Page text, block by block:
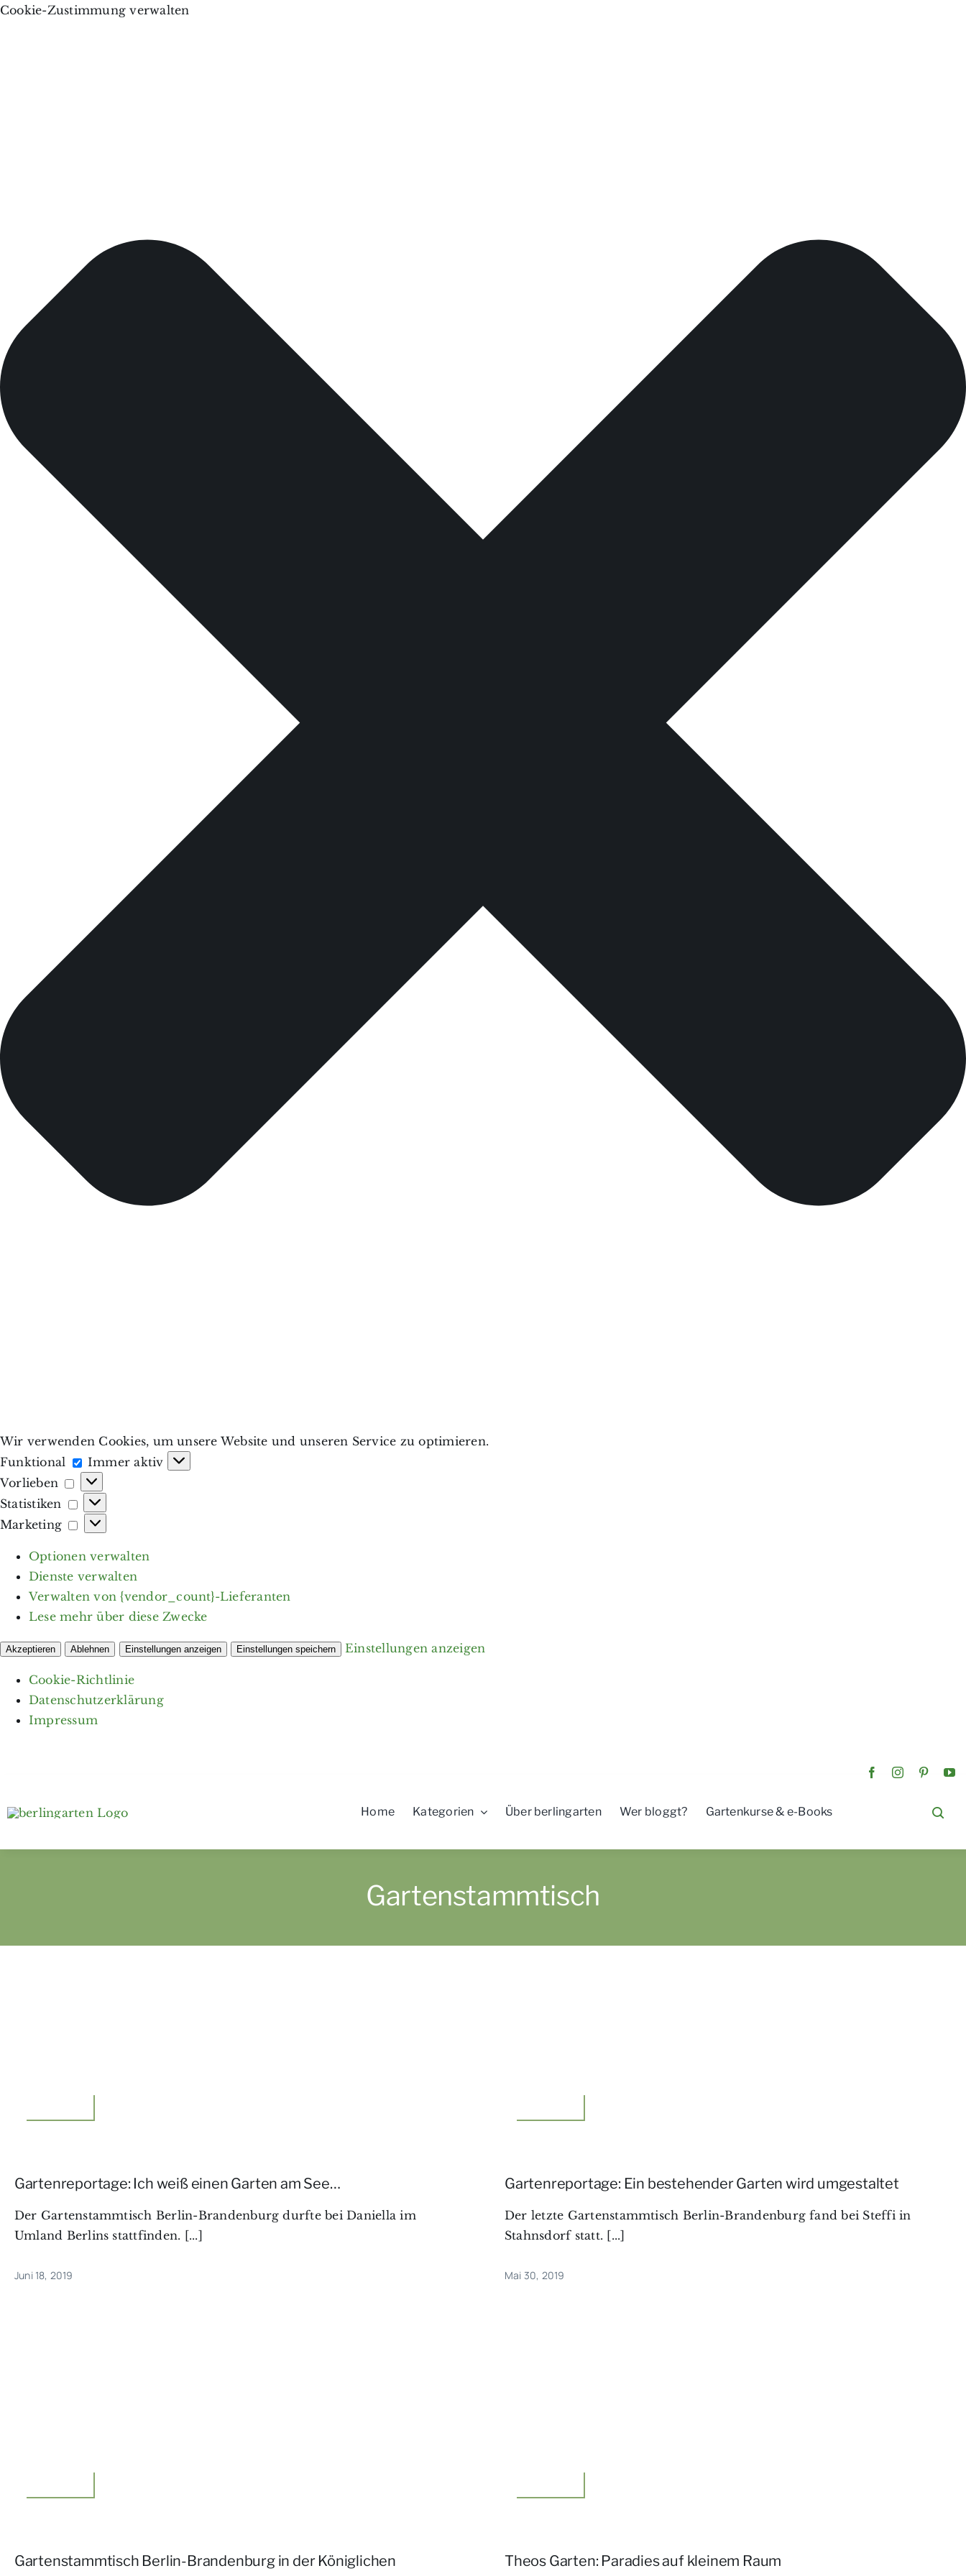
Cookie-Zustimmung verwalten
Wir verwenden Cookies, um unsere Website und unseren Service zu optimieren.
Funktional
Funktional
Immer aktiv
Vorlieben
Vorlieben
Statistiken
Statistiken
Marketing
Marketing
Optionen verwalten
Dienste verwalten
Verwalten von {vendor_count}-Lieferanten
Lese mehr über diese Zwecke
Akzeptieren Ablehnen Einstellungen anzeigen Einstellungen speichern Einstellungen anzeigen
Cookie-Richtlinie
Datenschutzerklärung
Impressum
Home Kategorien Über berlingarten Wer bloggt? Gartenkurse & e-Books
Gartenstammtisch
Gartenreportage: Ich weiß einen Garten am See…
Der Gartenstammtisch Berlin-Brandenburg durfte bei Daniella im
Umland Berlins stattfinden. [...]
Juni 18, 2019
Gartenreportage: Ein bestehender Garten wird umgestaltet
Der letzte Gartenstammtisch Berlin-Brandenburg fand bei Steffi in
Stahnsdorf statt. [...]
Mai 30, 2019
Gartenstammtisch Berlin-Brandenburg in der Königlichen
Theos Garten: Paradies auf kleinem Raum